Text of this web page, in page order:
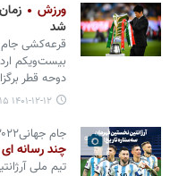
ورزش
شد
دوحه قطر
۱۴۰۱-۱۲-۱۲ ۱۷:۱۵
جام جهانی۲۰۲۲ با ایمنا؛
چند رسانه ای
تیم‌ ملی